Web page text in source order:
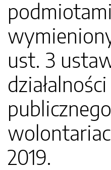
podmiotami
ust. 3
2019.